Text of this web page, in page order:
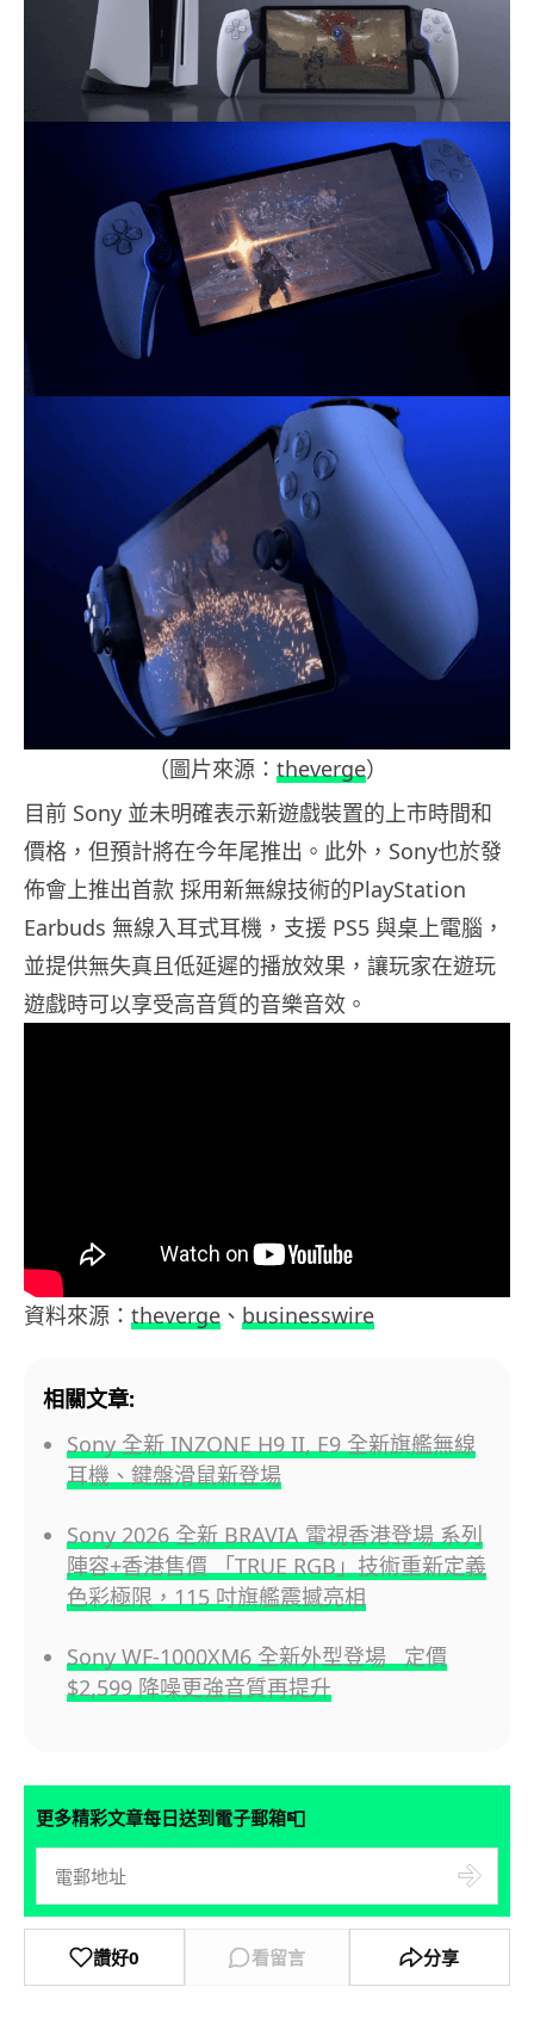
（圖片來源： theverge）
目前 Sony 並未明確表示新遊戲裝置的上市時間和
價格，但預計將在今年尾推出。此外，Sony也於發
佈會上推出首款 採用新無線技術的PlayStation
Earbuds 無線入耳式耳機，支援 PS5 與桌上電腦，
並提供無失真且低延遲的播放效果，讓玩家在遊玩
遊戲時可以享受高音質的音樂音效。
資料來源： theverge 、 businesswire
相關文章:
Sony 全新 INZONE H9 II, E9 全新旗艦無線
耳機、鍵盤滑鼠新登場
Sony 2026 全新 BRAVIA 電視香港登場 系列
陣容+香港售價 「TRUE RGB」技術重新定義
色彩極限，115 吋旗艦震撼亮相
Sony WF-1000XM6 全新外型登場 定價
$2,599 降噪更強音質再提升
更多精彩文章每日送到電子郵箱📮
讚好0 看留言 分享